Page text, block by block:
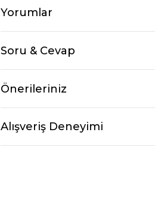
Yorumlar
Soru & Cevap
Önerileriniz
Alışveriş Deneyimi